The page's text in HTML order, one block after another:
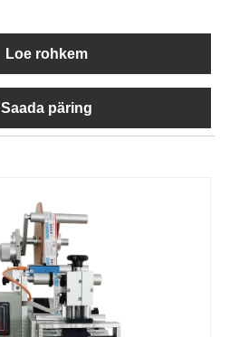
Loe rohkem
Saada päring